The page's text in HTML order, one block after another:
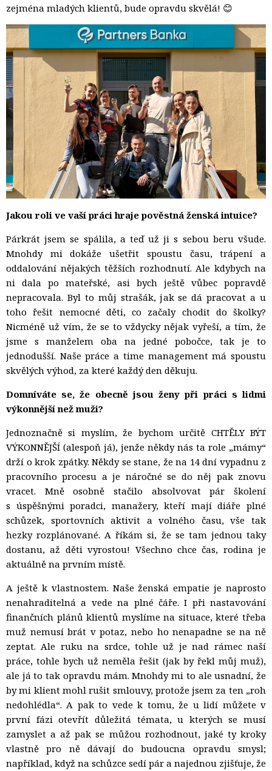
zejména mladých klientů, bude opravdu skvělá! 😊
Jakou roli ve vaší práci hraje pověstná ženská intuice?
Párkrát jsem se spálila, a teď už ji s sebou beru všude.
Mnohdy mi dokáže ušetřit spoustu času, trápení a
oddalování nějakých těžších rozhodnutí. Ale kdybych na
ni dala po mateřské, asi bych ještě vůbec popravdě
nepracovala. Byl to můj strašák, jak se dá pracovat a u
toho řešit nemocné děti, co začaly chodit do školky?
Nicméně už vím, že se to vždycky nějak vyřeší, a tím, že
jsme s manželem oba na jedné pobočce, tak je to
jednodušší. Naše práce a time management má spoustu
skvělých výhod, za které každý den děkuju.
Domníváte se, že obecně jsou ženy při práci s lidmi
výkonnější než muži?
Jednoznačně si myslím, že bychom určitě CHTĚLY BÝT
VÝKONNĚJŠÍ (alespoň já), jenže někdy nás ta role „mámy“
drží o krok zpátky. Někdy se stane, že na 14 dní vypadnu z
pracovního procesu a je náročné se do něj pak znovu
vracet. Mně osobně stačilo absolvovat pár školení
s úspěšnými poradci, manažery, kteří mají diáře plné
schůzek, sportovních aktivit a volného času, vše tak
hezky rozplánované. A říkám si, že se tam jednou taky
dostanu, až děti vyrostou! Všechno chce čas, rodina je
aktuálně na prvním místě.
A ještě k vlastnostem. Naše ženská empatie je naprosto
nenahraditelná a vede na plné čáře. I při nastavování
finančních plánů klientů myslíme na situace, které třeba
muž nemusí brát v potaz, nebo ho nenapadne se na ně
zeptat. Ale ruku na srdce, tohle už je nad rámec naší
práce, tohle bych už neměla řešit (jak by řekl můj muž),
ale já to tak opravdu mám. Mnohdy mi to ale usnadní, že
by mi klient mohl rušit smlouvy, protože jsem za ten „roh
nedohlédla“. A pak to vede k tomu, že u lidí můžete v
první fázi otevřít důležitá témata, u kterých se musí
zamyslet a až pak se můžou rozhodnout, jaké ty kroky
vlastně pro ně dávají do budoucna opravdu smysl;
například, když na schůzce sedí pár a najednou zjišťuje, že